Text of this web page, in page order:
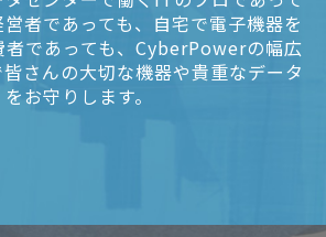
者であっても、自宅で電子機器を
者であっても、CyberPowerの幅広
さんの大切な機器や貴重なデータ
をお守りします。